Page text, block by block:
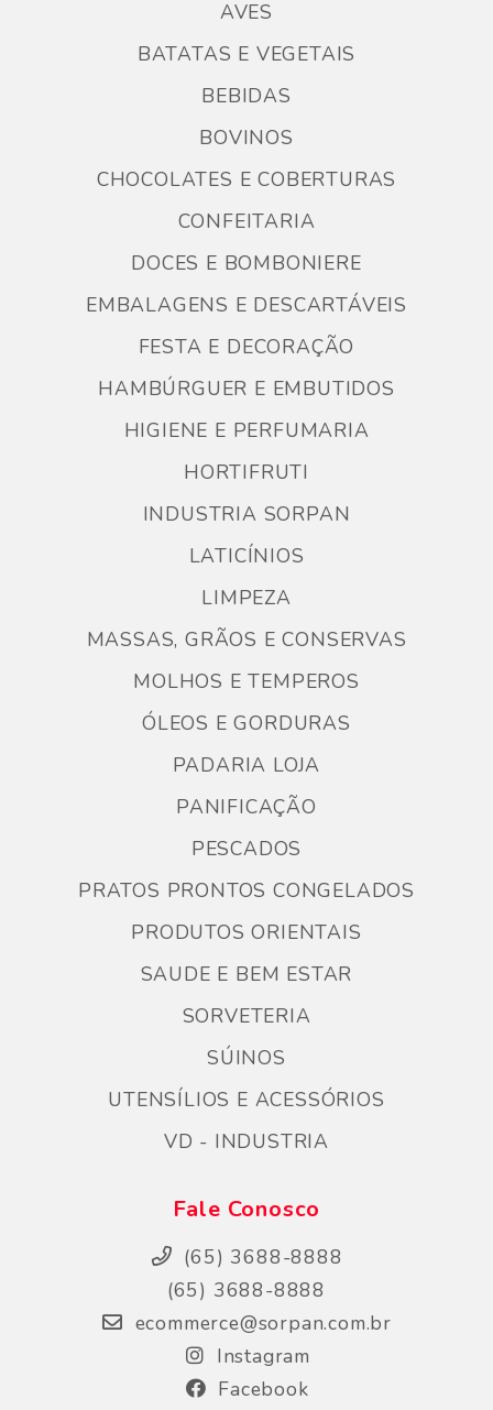
AVES
BATATAS E VEGETAIS
BEBIDAS
BOVINOS
CHOCOLATES E COBERTURAS
CONFEITARIA
DOCES E BOMBONIERE
EMBALAGENS E DESCARTÁVEIS
FESTA E DECORAÇÃO
HAMBÚRGUER E EMBUTIDOS
HIGIENE E PERFUMARIA
HORTIFRUTI
INDUSTRIA SORPAN
LATICÍNIOS
LIMPEZA
MASSAS, GRÃOS E CONSERVAS
MOLHOS E TEMPEROS
ÓLEOS E GORDURAS
PADARIA LOJA
PANIFICAÇÃO
PESCADOS
PRATOS PRONTOS CONGELADOS
PRODUTOS ORIENTAIS
SAUDE E BEM ESTAR
SORVETERIA
SÚINOS
UTENSÍLIOS E ACESSÓRIOS
VD - INDUSTRIA
Fale Conosco
(65) 3688-8888
(65) 3688-8888
ecommerce@sorpan.com.br
Instagram
Facebook